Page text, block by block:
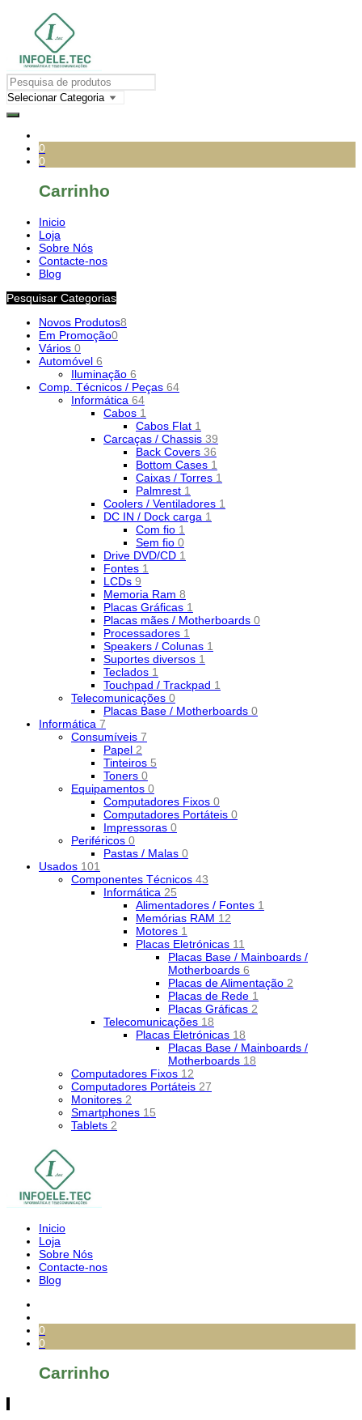
0
0
Carrinho
Inicio
Loja
Sobre Nós
Contacte-nos
Blog
Pesquisar Categorias
Novos Produtos8
Em Promoção0
Vários 0
Automóvel 6
Iluminação 6
Comp. Técnicos / Peças 64
Informática 64
Cabos 1
Cabos Flat 1
Carcaças / Chassis 39
Back Covers 36
Bottom Cases 1
Caixas / Torres 1
Palmrest 1
Coolers / Ventiladores 1
DC IN / Dock carga 1
Com fio 1
Sem fio 0
Drive DVD/CD 1
Fontes 1
LCDs 9
Memoria Ram 8
Placas Gráficas 1
Placas mães / Motherboards 0
Processadores 1
Speakers / Colunas 1
Suportes diversos 1
Teclados 1
Touchpad / Trackpad 1
Telecomunicações 0
Placas Base / Motherboards 0
Informática 7
Consumíveis 7
Papel 2
Tinteiros 5
Toners 0
Equipamentos 0
Computadores Fixos 0
Computadores Portáteis 0
Impressoras 0
Periféricos 0
Pastas / Malas 0
Usados 101
Componentes Técnicos 43
Informática 25
Alimentadores / Fontes 1
Memórias RAM 12
Motores 1
Placas Eletrónicas 11
Placas Base / Mainboards /
Motherboards 6
Placas de Alimentação 2
Placas de Rede 1
Placas Gráficas 2
Telecomunicações 18
Placas Eletrónicas 18
Placas Base / Mainboards /
Motherboards 18
Computadores Fixos 12
Computadores Portáteis 27
Monitores 2
Smartphones 15
Tablets 2
Inicio
Loja
Sobre Nós
Contacte-nos
Blog
0
0
Carrinho